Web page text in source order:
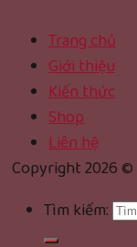
Trang chủ
Giới thiệu
Kiến thức
Shop
Liên hệ
Copyright 2026 ©
Tìm kiếm: